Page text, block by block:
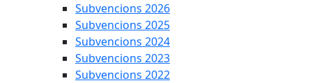
Subvencions 2026
Subvencions 2025
Subvencions 2024
Subvencions 2023
Subvencions 2022